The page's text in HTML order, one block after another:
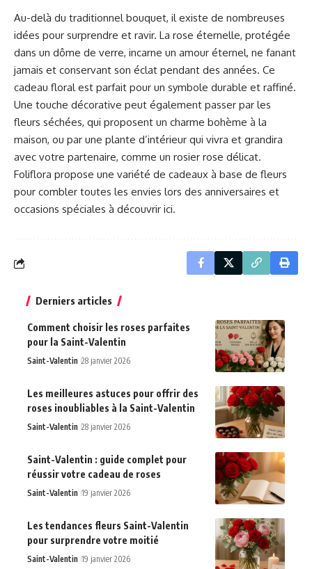
Au-delà du traditionnel bouquet, il existe de nombreuses
idées pour surprendre et ravir. La rose éternelle, protégée
dans un dôme de verre, incarne un amour éternel, ne fanant
jamais et conservant son éclat pendant des années. Ce
cadeau floral est parfait pour un symbole durable et raffiné.
Une touche décorative peut également passer par les
fleurs séchées, qui proposent un charme bohème à la
maison, ou par une plante d’intérieur qui vivra et grandira
avec votre partenaire, comme un rosier rose délicat.
Foliflora propose une variété de cadeaux à base de fleurs
pour combler toutes les envies lors des anniversaires et
occasions spéciales à découvrir ici.
Derniers articles
Comment choisir les roses parfaites
pour la Saint-Valentin
Saint-Valentin 28 janvier 2026
Les meilleures astuces pour offrir des
roses inoubliables à la Saint-Valentin
Saint-Valentin 28 janvier 2026
Saint-Valentin : guide complet pour
réussir votre cadeau de roses
Saint-Valentin 19 janvier 2026
Les tendances fleurs Saint-Valentin
pour surprendre votre moitié
Saint-Valentin 19 janvier 2026